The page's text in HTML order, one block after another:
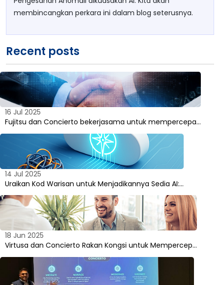
membincangkan perkara ini dalam blog seterusnya.
Recent posts
16 Jul 2025
Fujitsu dan Concierto bekerjasama untuk mempercepa…
14 Jul 2025
Uraikan Kod Warisan untuk Menjadikannya Sedia AI:…
18 Jun 2025
Virtusa dan Concierto Rakan Kongsi untuk Mempercep…